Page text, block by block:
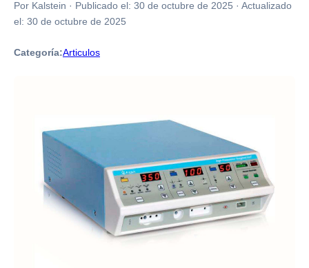
Por Kalstein · Publicado el: 30 de octubre de 2025 · Actualizado
el: 30 de octubre de 2025
Categoría:Articulos